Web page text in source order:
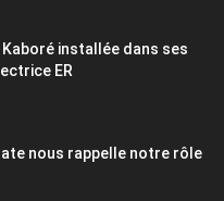
Kaboré installée dans ses
ER
nous rappelle notre rôle